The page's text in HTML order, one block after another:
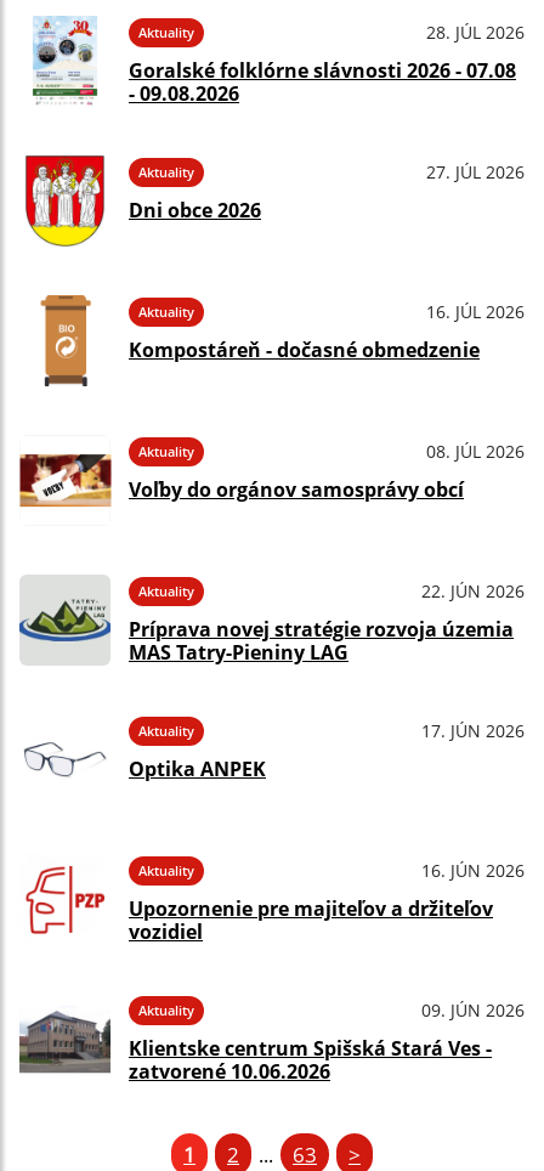
Aktuality 28. JÚL 2026
Goralské folklórne slávnosti 2026 - 07.08
- 09.08.2026
Aktuality 27. JÚL 2026
Dni obce 2026
Aktuality 16. JÚL 2026
Kompostáreň - dočasné obmedzenie
Aktuality 08. JÚL 2026
Voľby do orgánov samosprávy obcí
Aktuality 22. JÚN 2026
Príprava novej stratégie rozvoja územia
MAS Tatry-Pieniny LAG
Aktuality 17. JÚN 2026
Optika ANPEK
Aktuality 16. JÚN 2026
Upozornenie pre majiteľov a držiteľov
vozidiel
Aktuality 09. JÚN 2026
Klientske centrum Spišská Stará Ves -
zatvorené 10.06.2026
1 2 ... 63 >